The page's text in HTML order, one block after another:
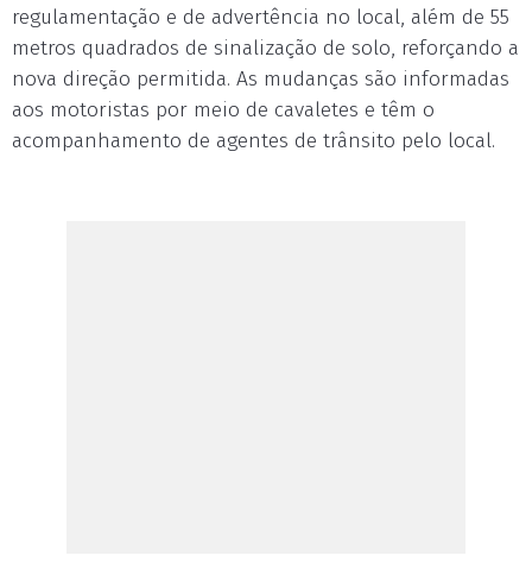
regulamentação e de advertência no local, além de 55
metros quadrados de sinalização de solo, reforçando a
nova direção permitida. As mudanças são informadas
aos motoristas por meio de cavaletes e têm o
acompanhamento de agentes de trânsito pelo local.